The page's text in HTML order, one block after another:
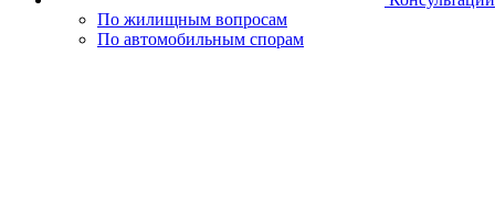
По жилищным вопросам
По автомобильным спорам